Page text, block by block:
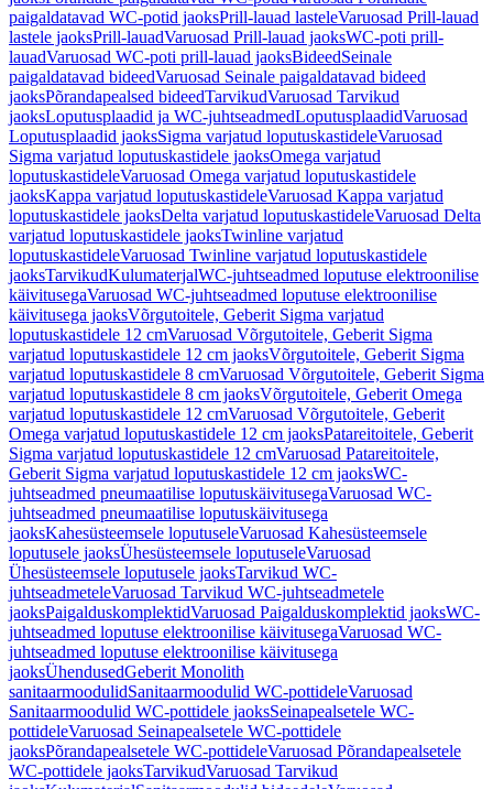
paigaldatavad WC-potid jaoksPrill-lauad lasteleVaruosad Prill-lauad
lastele jaoksPrill-lauadVaruosad Prill-lauad jaoksWC-poti prill-
lauadVaruosad WC-poti prill-lauad jaoksBideedSeinale
paigaldatavad bideedVaruosad Seinale paigaldatavad bideed
jaoksPõrandapealsed bideedTarvikudVaruosad Tarvikud
jaoksLoputusplaadid ja WC-juhtseadmedLoputusplaadidVaruosad
Loputusplaadid jaoksSigma varjatud loputuskastideleVaruosad
Sigma varjatud loputuskastidele jaoksOmega varjatud
loputuskastideleVaruosad Omega varjatud loputuskastidele
jaoksKappa varjatud loputuskastideleVaruosad Kappa varjatud
loputuskastidele jaoksDelta varjatud loputuskastideleVaruosad Delta
varjatud loputuskastidele jaoksTwinline varjatud
loputuskastideleVaruosad Twinline varjatud loputuskastidele
jaoksTarvikudKulumaterjalWC-juhtseadmed loputuse elektroonilise
käivitusegaVaruosad WC-juhtseadmed loputuse elektroonilise
käivitusega jaoksVõrgutoitele, Geberit Sigma varjatud
loputuskastidele 12 cmVaruosad Võrgutoitele, Geberit Sigma
varjatud loputuskastidele 12 cm jaoksVõrgutoitele, Geberit Sigma
varjatud loputuskastidele 8 cmVaruosad Võrgutoitele, Geberit Sigma
varjatud loputuskastidele 8 cm jaoksVõrgutoitele, Geberit Omega
varjatud loputuskastidele 12 cmVaruosad Võrgutoitele, Geberit
Omega varjatud loputuskastidele 12 cm jaoksPatareitoitele, Geberit
Sigma varjatud loputuskastidele 12 cmVaruosad Patareitoitele,
Geberit Sigma varjatud loputuskastidele 12 cm jaoksWC-
juhtseadmed pneumaatilise loputuskäivitusegaVaruosad WC-
juhtseadmed pneumaatilise loputuskäivitusega
jaoksKahesüsteemsele loputuseleVaruosad Kahesüsteemsele
loputusele jaoksÜhesüsteemsele loputuseleVaruosad
Ühesüsteemsele loputusele jaoksTarvikud WC-
juhtseadmeteleVaruosad Tarvikud WC-juhtseadmetele
jaoksPaigalduskomplektidVaruosad Paigalduskomplektid jaoksWC-
juhtseadmed loputuse elektroonilise käivitusegaVaruosad WC-
juhtseadmed loputuse elektroonilise käivitusega
jaoksÜhendusedGeberit Monolith
sanitaarmoodulidSanitaarmoodulid WC-pottideleVaruosad
Sanitaarmoodulid WC-pottidele jaoksSeinapealsetele WC-
pottideleVaruosad Seinapealsetele WC-pottidele
jaoksPõrandapealsetele WC-pottideleVaruosad Põrandapealsetele
WC-pottidele jaoksTarvikudVaruosad Tarvikud